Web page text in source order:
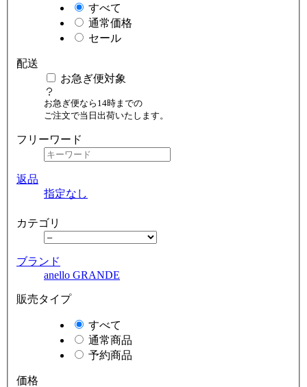
すべて
通常価格
セール
配送
お急ぎ便対象
お急ぎ便なら14時までの
ご注文で当日出荷いたします。
フリーワード
返品
指定なし
カテゴリ
ブランド
anello GRANDE
販売タイプ
すべて
通常商品
予約商品
価格